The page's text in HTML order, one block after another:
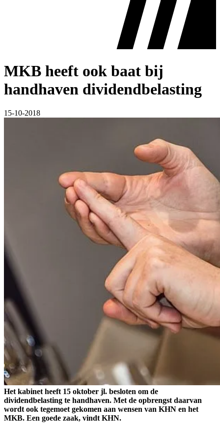
MKB heeft ook baat bij
handhaven dividendbelasting
15-10-2018
Het kabinet heeft 15 oktober jl. besloten om de
dividendbelasting te handhaven. Met de opbrengst daarvan
wordt ook tegemoet gekomen aan wensen van KHN en het
MKB. Een goede zaak, vindt KHN.